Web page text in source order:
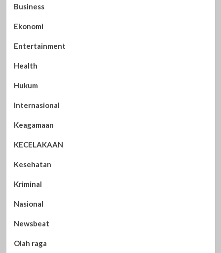
Business
Ekonomi
Entertainment
Health
Hukum
Internasional
Keagamaan
KECELAKAAN
Kesehatan
Kriminal
Nasional
Newsbeat
Olah raga